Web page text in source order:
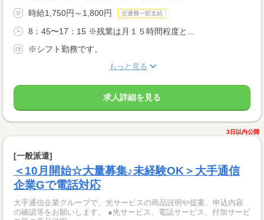
時給1,750円～1,800円 交通費一部支給
8：45〜17：15 ※残業は月１５時間程度と...
※シフト勤務です。
もっと見る
求人詳細を見る
3日以内公開
[一般派遣]
＜10月開始☆大量募集♪未経験OK＞大手通信
企業Gで電話対応
大手通信企業グループで、光サービスの商品説明や提案、申込内容
の確認等をお願いします。 ●光サービス、電話サービス、付加サービ